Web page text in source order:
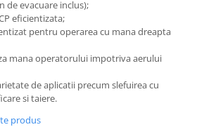
de evacuare inclus);
eficientizata;
pentru operarea cu mana dreapta
mana operatorului impotriva aerului
de aplicatii precum slefuirea cu
si taiere.
produs